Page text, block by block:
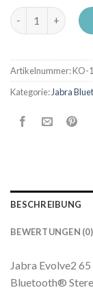
jabra bluetooth
Artikelnummer:KO-
Kategorie: Jabra
BESCHREIBUNG
BEWERTUNGEN (0)
Jabra Evolve2
Bluetooth®